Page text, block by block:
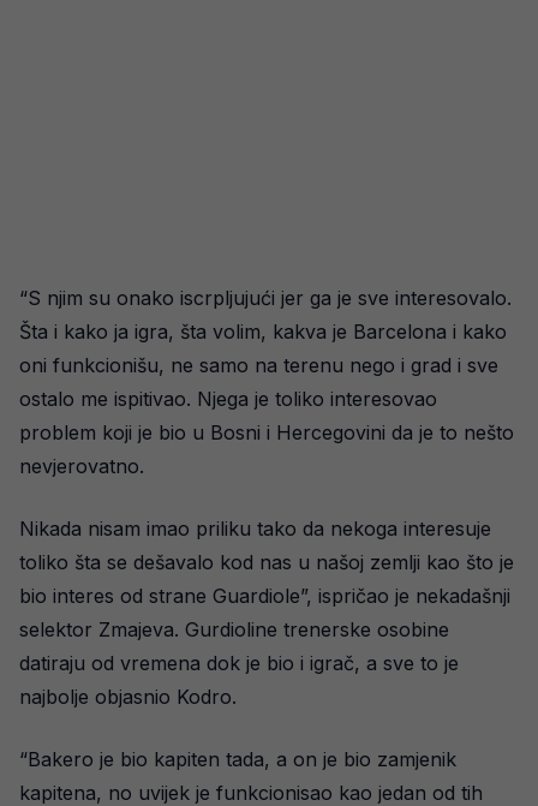
“S njim su onako iscrpljujući jer ga je sve interesovalo.
Šta i kako ja igra, šta volim, kakva je Barcelona i kako
oni funkcionišu, ne samo na terenu nego i grad i sve
ostalo me ispitivao. Njega je toliko interesovao
problem koji je bio u Bosni i Hercegovini da je to nešto
nevjerovatno.
Nikada nisam imao priliku tako da nekoga interesuje
toliko šta se dešavalo kod nas u našoj zemlji kao što je
bio interes od strane Guardiole”, ispričao je nekadašnji
selektor Zmajeva. Gurdioline trenerske osobine
datiraju od vremena dok je bio i igrač, a sve to je
najbolje objasnio Kodro.
“Bakero je bio kapiten tada, a on je bio zamjenik
kapitena, no uvijek je funkcionisao kao jedan od tih